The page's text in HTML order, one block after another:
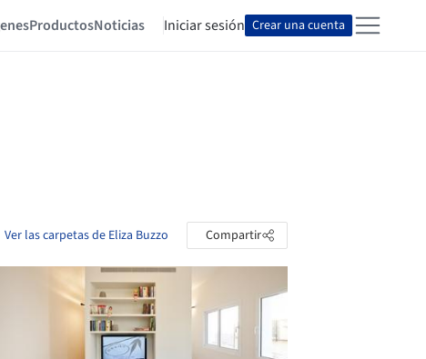
ProductosNoticias Iniciar sesión Crear una cuenta
Ver las carpetas de Eliza Buzzo Compartir